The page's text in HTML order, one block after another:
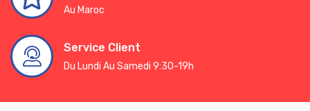
Au Maroc
Service Client
Du Lundi Au Samedi 9:30-19h